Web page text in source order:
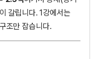
갈립니다. 1강에서는
조만 잡습니다.